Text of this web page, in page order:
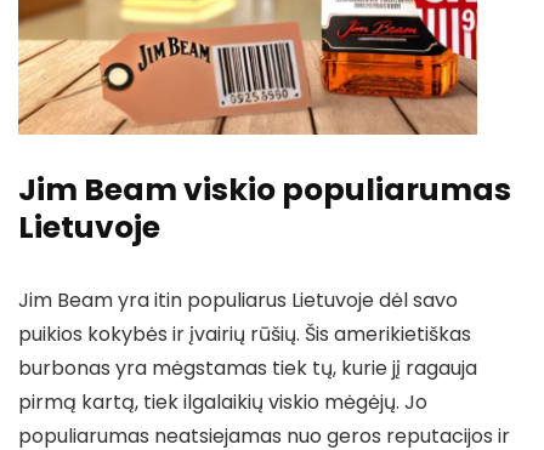
Jim Beam viskio populiarumas
Lietuvoje
Jim Beam yra itin populiarus Lietuvoje dėl savo
puikios kokybės ir įvairių rūšių. Šis amerikietiškas
burbonas yra mėgstamas tiek tų, kurie jį ragauja
pirmą kartą, tiek ilgalaikių viskio mėgėjų. Jo
populiarumas neatsiejamas nuo geros reputacijos ir